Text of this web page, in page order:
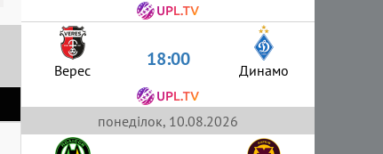
Верес 18:00 Динамо
понеділок, 10.08.2026